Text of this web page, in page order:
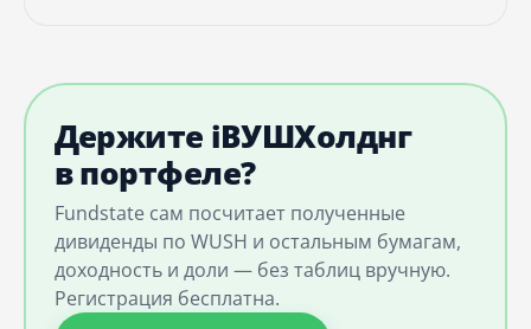
Держите iВУШХолднг
в портфеле?
Fundstate сам посчитает полученные
дивиденды по WUSH и остальным бумагам,
доходность и доли — без таблиц вручную.
Регистрация бесплатна.